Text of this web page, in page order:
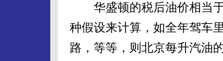
华盛顿的税后油价相当于
种假设来计算，如全年驾车
路，等等，则北京每升汽油